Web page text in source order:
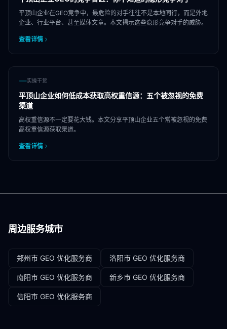
平顶山企业在GEO竞争中，最危险的对手往往不是本地同行，而是外地
企业、行业平台、甚至媒体文章。本文揭示这些隐形竞争对手的威胁。
查看详情
实操干货
平顶山企业如何低成本获取高权重信源：五个被忽视的免费
渠道
高权重信源不一定要花大钱。本文分享平顶山企业五个常被忽视的免费
高权重信源获取渠道。
查看详情
周边服务城市
郑州市 GEO 优化服务商 洛阳市 GEO 优化服务商
南阳市 GEO 优化服务商 新乡市 GEO 优化服务商
信阳市 GEO 优化服务商